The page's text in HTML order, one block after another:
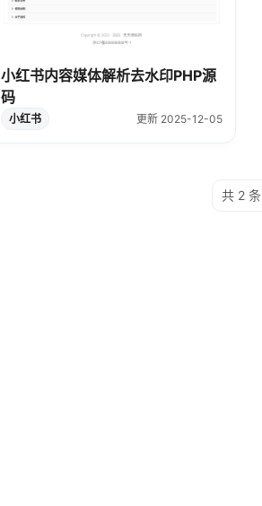
小红书内容媒体解析去水印PHP源
码
小红书 更新 2025-12-05
共 2 条